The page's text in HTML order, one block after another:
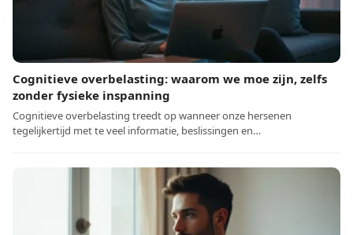
Cognitieve overbelasting: waarom we moe zijn, zelfs
zonder fysieke inspanning
Cognitieve overbelasting treedt op wanneer onze hersenen
tegelijkertijd met te veel informatie, beslissingen en…